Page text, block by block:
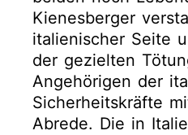
Kienesberger
italienischer Seite
der gezielten
Angehörigen der
Sicherheitskräfte
Abrede. Die in